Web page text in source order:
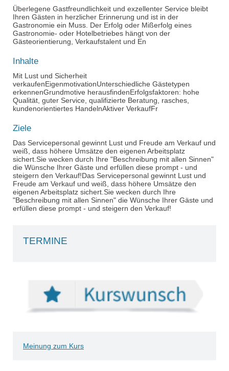
Überlegene Gastfreundlichkeit und exzellenter Service bleibt
Ihren Gästen in herzlicher Erinnerung und ist in der
Gastronomie ein Muss. Der Erfolg oder Mißerfolg eines
Gastronomie- oder Hotelbetriebes hängt von der
Gästeorientierung, Verkaufstalent und En
Inhalte
Mit Lust und Sicherheit
verkaufenEigenmotivationUnterschiedliche Gästetypen
erkennenGrundmotive herausfindenErfolgsfaktoren: hohe
Qualität, guter Service, qualifizierte Beratung, rasches,
kundenorientiertes HandelnAktiver VerkaufFr
Ziele
Das Servicepersonal gewinnt Lust und Freude am Verkauf und
weiß, dass höhere Umsätze den eigenen Arbeitsplatz
sichert.Sie wecken durch Ihre "Beschreibung mit allen Sinnen"
die Wünsche Ihrer Gäste und erfüllen diese prompt - und
steigern den Verkauf!Das Servicepersonal gewinnt Lust und
Freude am Verkauf und weiß, dass höhere Umsätze den
eigenen Arbeitsplatz sichert.Sie wecken durch Ihre
"Beschreibung mit allen Sinnen" die Wünsche Ihrer Gäste und
erfüllen diese prompt - und steigern den Verkauf!
TERMINE
Meinung zum Kurs